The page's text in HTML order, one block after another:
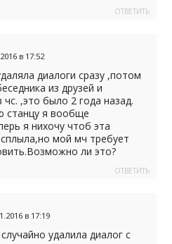
ОТВЕТИТЬ
в 17:52
диалоги сразу ,потом
из друзей и
чс. ,это было 2 года назад.
станцу я вообще
я нихочу чтоб эта
мой мч требует
ли это?
ОТВЕТИТЬ
в 17:19
удалила диалог с